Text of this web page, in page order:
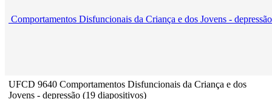
Comportamentos Disfuncionais da Criança e dos Jovens - depressão
UFCD 9640 Comportamentos Disfuncionais da Criança e dos
Jovens - depressão (19 diapositivos)